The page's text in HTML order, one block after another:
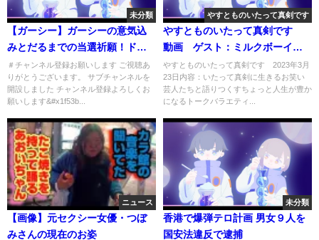
未分類
【ガーシー】ガーシーの意気込
みとだるまでの当選祈願！ドキ
ドキしとるわー【ガーシー/東谷
義和/切り抜き】
＃チャンネル登録お願いします ご視聴あ
りがとうございます。 サブチャンネルを
開設しました チャンネル登録よろしくお
願いします&#x1f53b...
やすとものいたって真剣です
やすとものいたって真剣です
動画 ゲスト：ミルクボーイ、
河野良祐 3月23日
やすとものいたって真剣です 2023年3月
23日内容：いたって真剣に生きるお笑い
芸人たちと語りつくすちょっと人生が豊か
になるトークバラエティ...
ニュース
【画像】元セクシー女優・つぼ
みさんの現在のお姿
未分類
香港で爆弾テロ計画 男女９人を
国安法違反で逮捕